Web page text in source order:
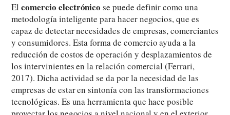
Elcomercio electrónico se puede definir como una
metodología inteligente para hacer negocios, que es
capaz de detectar necesidades de empresas, comerciantes
y consumidores. Esta forma de comercio ayuda a la
reducción de costos de operación y desplazamientos de
los intervinientes en la relación comercial (Ferrari,
2017). Dicha actividad se da por la necesidad de las
empresas de estar en sintonía con las transformaciones
tecnológicas. Es una herramienta que hace posible